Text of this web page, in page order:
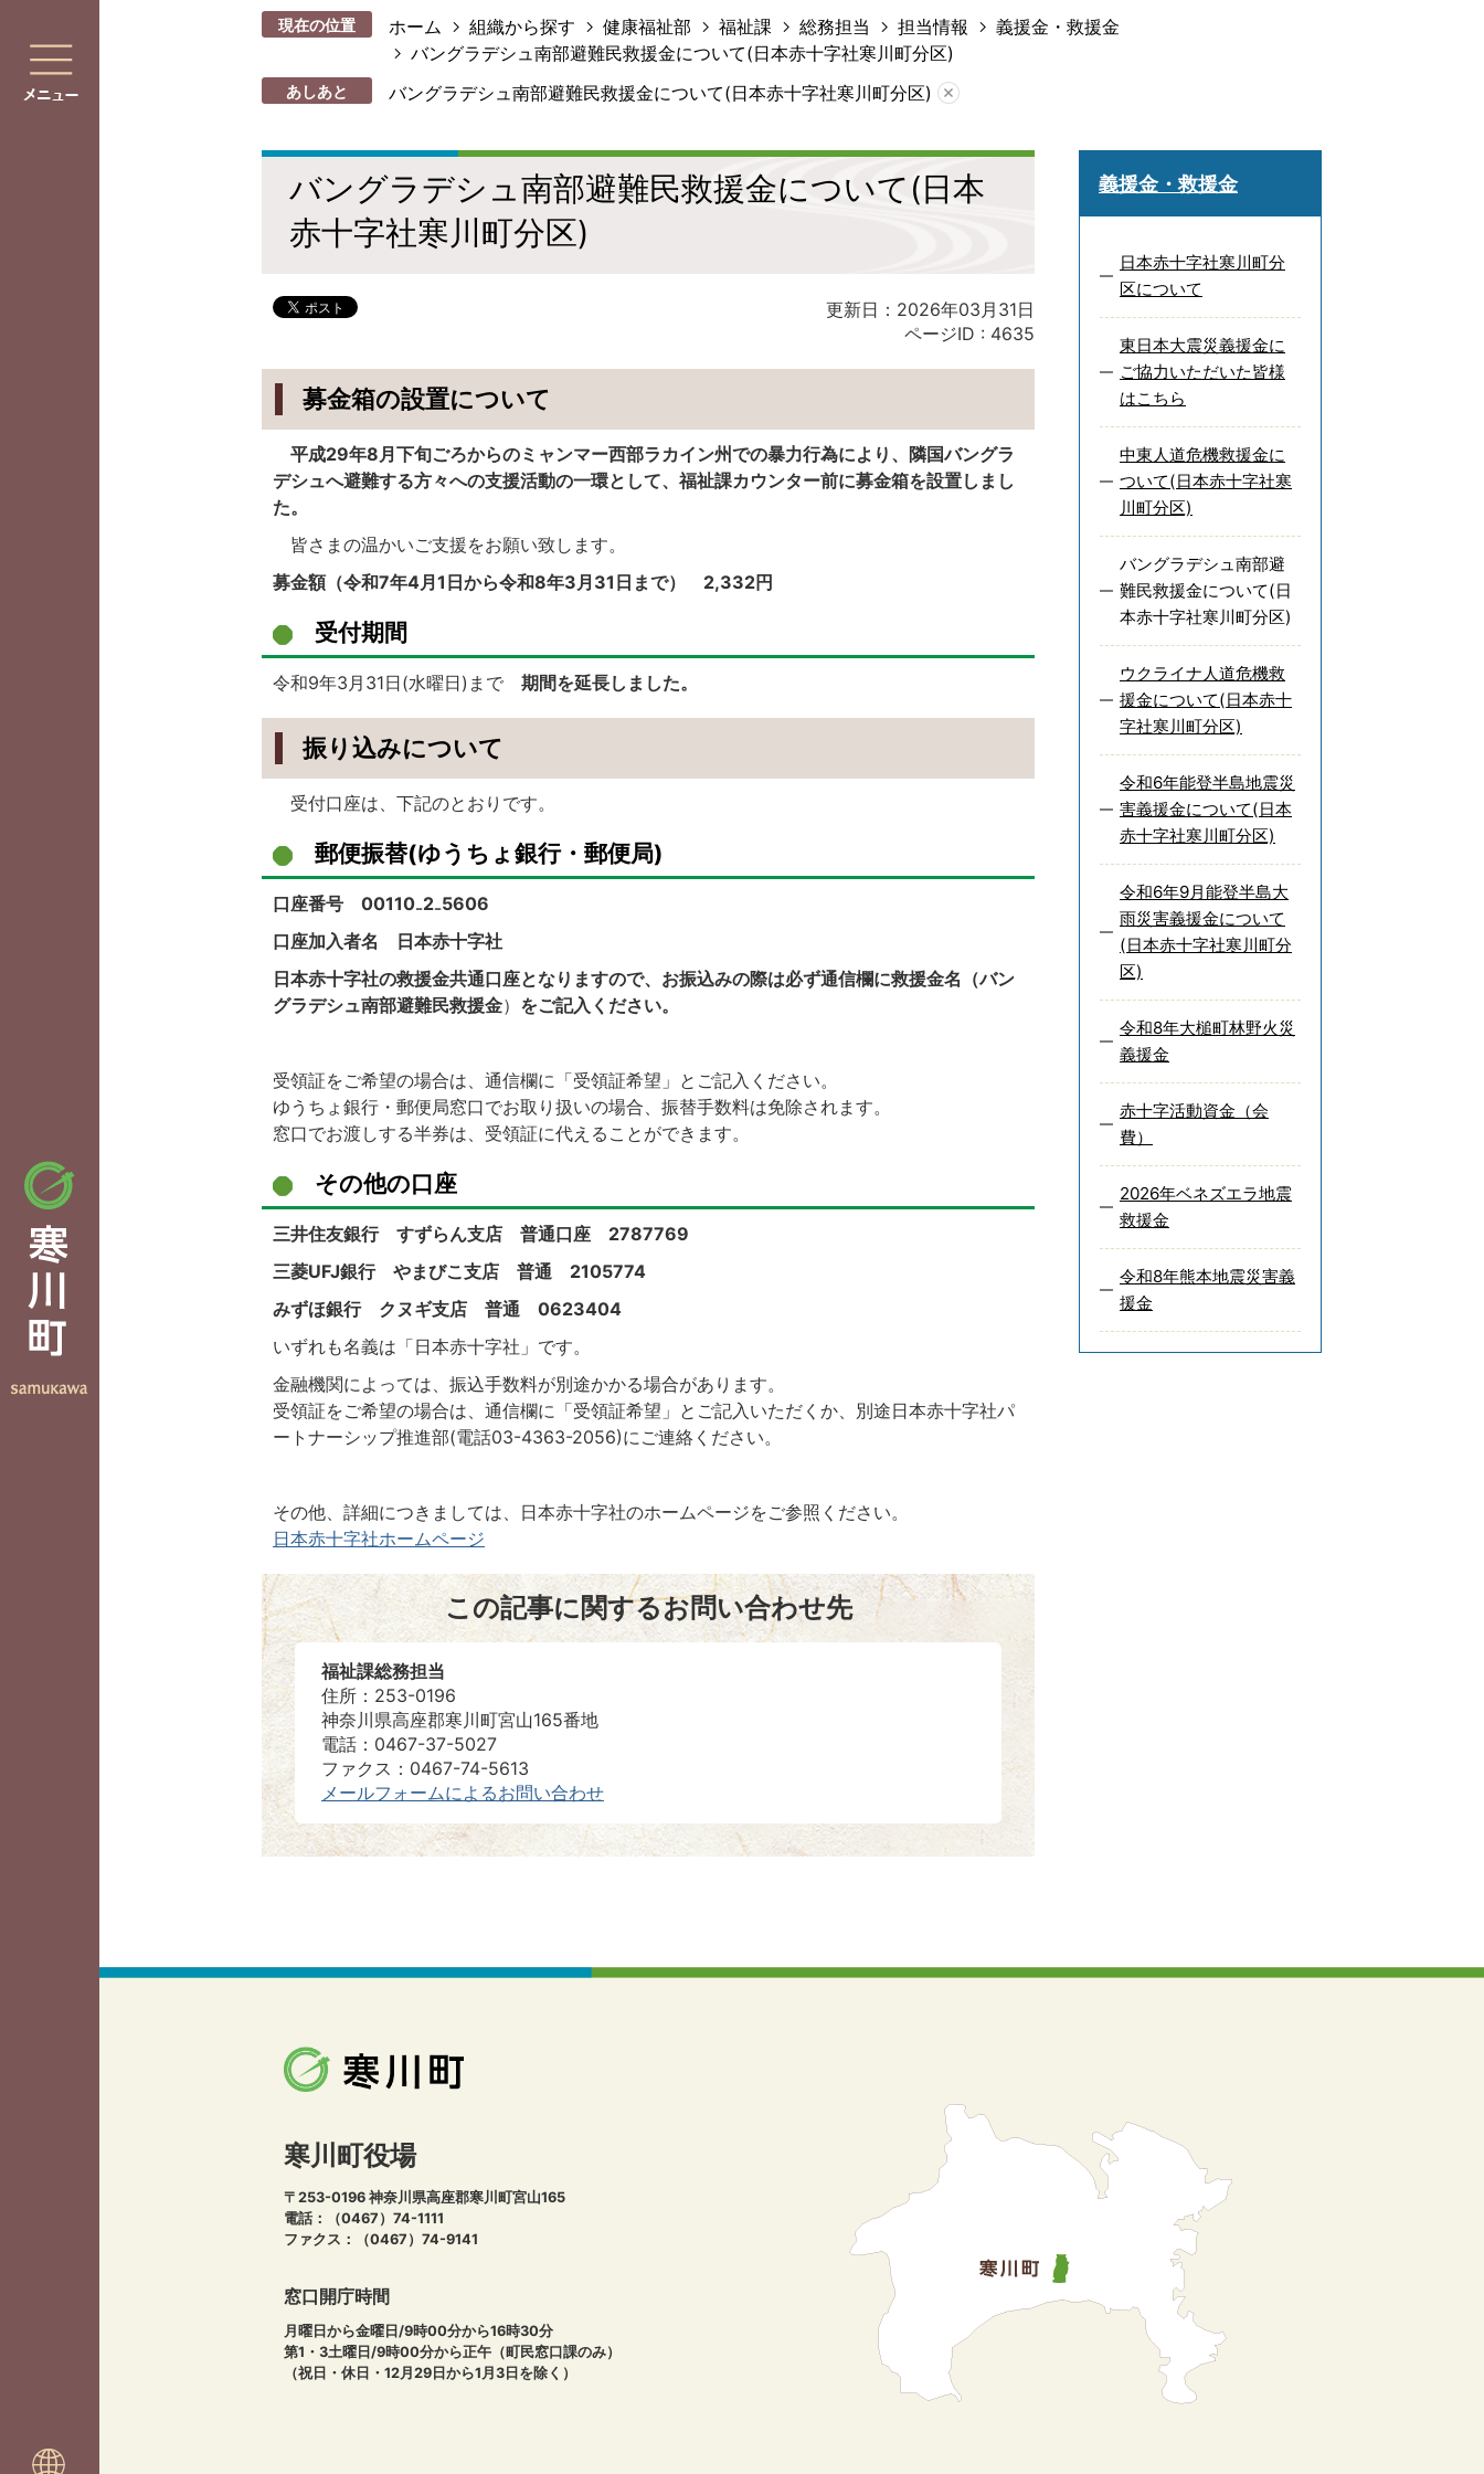
現在の位置 ホーム 組織から探す 健康福祉部 福祉課 総務担当 担当情報
義援金・救援金
バングラデシュ南部避難民救援金について(日本赤十字社寒川町分区)
あしあと バングラデシュ南部避難民救援金について(日本赤十字社寒川町分区)
バングラデシュ南部避難民救援金について(日本
赤十字社寒川町分区)
更新日：2026年03月31日
ページID : 4635
募金箱の設置について
平成29年8月下旬ごろからのミャンマー西部ラカイン州での暴力行為により、隣国バングラ
デシュへ避難する方々への支援活動の一環として、福祉課カウンター前に募金箱を設置しまし
た。
皆さまの温かいご支援をお願い致します。
募金額（令和7年4月1日から令和8年3月31日まで） 2,332円
受付期間
令和9年3月31日(水曜日)まで 期間を延長しました。
振り込みについて
受付口座は、下記のとおりです。
郵便振替(ゆうちょ銀行・郵便局)
口座番号 00110₋2₋5606
口座加入者名 日本赤十字社
日本赤十字社の救援金共通口座となりますので、お振込みの際は必ず通信欄に救援金名（バン
グラデシュ南部避難民救援金） をご記入ください。
受領証をご希望の場合は、通信欄に「受領証希望」とご記入ください。
ゆうちょ銀行・郵便局窓口でお取り扱いの場合、振替手数料は免除されます。
窓口でお渡しする半券は、受領証に代えることができます。
その他の口座
三井住友銀行 すずらん支店 普通口座 2787769
三菱UFJ銀行 やまびこ支店 普通 2105774
みずほ銀行 クヌギ支店 普通 0623404
いずれも名義は「日本赤十字社」です。
金融機関によっては、振込手数料が別途かかる場合があります。
受領証をご希望の場合は、通信欄に「受領証希望」とご記入いただくか、別途日本赤十字社パ
ートナーシップ推進部(電話03-4363-2056)にご連絡ください。
その他、詳細につきましては、日本赤十字社のホームページをご参照ください。
日本赤十字社ホームページ
この記事に関するお問い合わせ先
福祉課総務担当
住所：253-0196
神奈川県高座郡寒川町宮山165番地
電話：0467-37-5027
ファクス：0467-74-5613
メールフォームによるお問い合わせ
義援金・救援金
日本赤十字社寒川町分
区について
東日本大震災義援金に
ご協力いただいた皆様
はこちら
中東人道危機救援金に
ついて(日本赤十字社寒
川町分区)
バングラデシュ南部避
難民救援金について(日
本赤十字社寒川町分区)
ウクライナ人道危機救
援金について(日本赤十
字社寒川町分区)
令和6年能登半島地震災
害義援金について(日本
赤十字社寒川町分区)
令和6年9月能登半島大
雨災害義援金について
(日本赤十字社寒川町分
区)
令和8年大槌町林野火災
義援金
赤十字活動資金（会
費）
2026年ベネズエラ地震
救援金
令和8年熊本地震災害義
援金
寒川町役場
〒253-0196 神奈川県高座郡寒川町宮山165
電話：（0467）74-1111
ファクス：（0467）74-9141
窓口開庁時間
月曜日から金曜日/9時00分から16時30分
第1・3土曜日/9時00分から正午（町民窓口課のみ）
（祝日・休日・12月29日から1月3日を除く）